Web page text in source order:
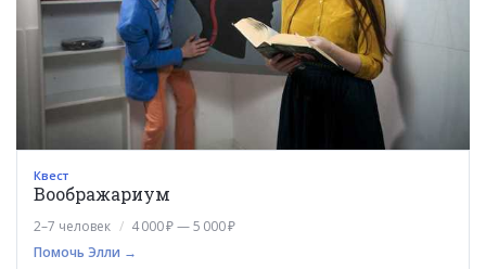
Квест
Воображариум
2–7 человек
4 000 ₽ — 5 000 ₽
Помочь Элли →